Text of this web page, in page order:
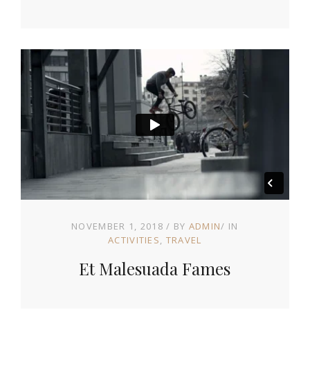
NOVEMBER 1, 2018 BY ADMIN
IN
ACTIVITIES
TRAVEL
Et Malesuada Fames